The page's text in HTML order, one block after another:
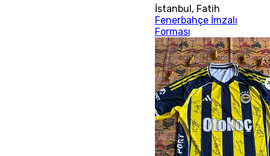
İstanbul, Fatih
Fenerbahçe İmzalı
Forması